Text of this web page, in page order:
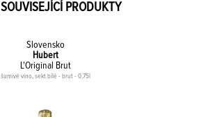
PRODUKTY
Slovensko
Hubert
L'Original Brut
šumivé víno, sekt bílé - brut - 0,75l